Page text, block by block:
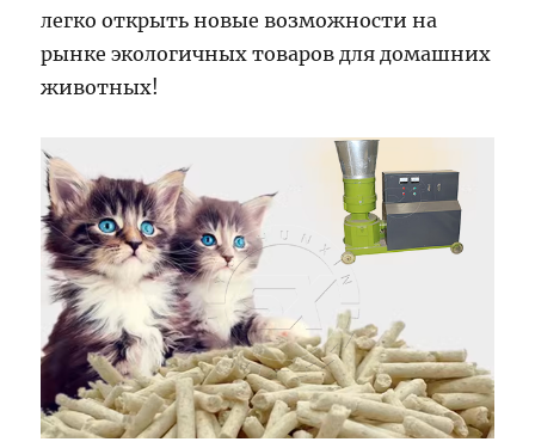
легко открыть новые возможности на
рынке экологичных товаров для домашних
животных!